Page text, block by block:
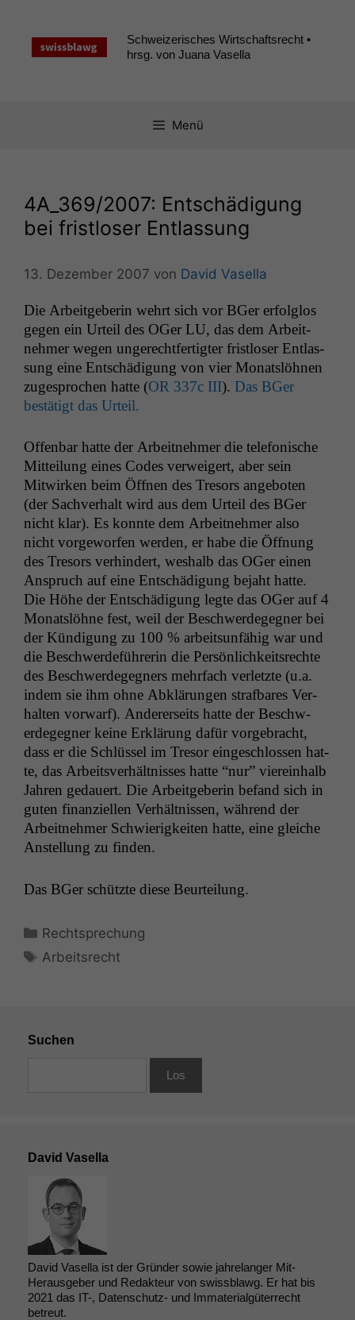
springen
Schweizerisches Wirtschaftsrecht •
hrsg. von Juana Vasella
Menü
4A_369/2007: Entschädigung
bei fristloser Entlassung
13. Dezember 2007 von David Vasella
Die Arbeit­ge­berin wehrt sich vor BGer erfol­g­los
gegen ein Urteil des OGer LU, das dem Arbeit­
nehmer wegen ungerecht­fer­tigter frist­los­er Ent­las­
sung eine Entschädi­gung von vier Monat­slöh­nen
zuge­sprochen hat­te (OR 337c III). Das BGer
bestätigt das Urteil.
Offen­bar hat­te der Arbeit­nehmer die tele­fonis­che
Mit­teilung eines Codes ver­weigert, aber sein
Mitwirken beim Öff­nen des Tre­sors ange­boten
(der Sachver­halt wird aus dem Urteil des BGer
nicht klar). Es kon­nte dem Arbeit­nehmer also
nicht vorge­wor­fen wer­den, er habe die Öff­nung
des Tre­sors ver­hin­dert, weshalb das OGer einen
Anspruch auf eine Entschädi­gung bejaht hat­te.
Die Höhe der Entschädi­gung legte das OGer auf 4
Monat­slöhne fest, weil der Beschw­erdegeg­n­er bei
der Kündi­gung zu 100 % arbeit­sun­fähig war und
die Beschw­erde­führerin die Per­sön­lichkeit­srechte
des Beschw­erdegeg­n­ers mehrfach ver­let­zte (u.a.
indem sie ihm ohne Abklärun­gen straf­bares Ver­
hal­ten vor­warf). Ander­er­seits hat­te der Beschw­
erdegeg­n­er keine Erk­lärung dafür vorge­bracht,
dass er die Schlüs­sel im Tre­sor eingeschlossen hat­
te, das Arbeitsver­hält­niss­es hat­te “nur” viere­in­halb
Jahren gedauert. Die Arbeit­ge­berin befand sich in
guten finanziellen Ver­hält­nis­sen, während der
Arbeit­nehmer Schwierigkeit­en hat­te, eine gle­iche
Anstel­lung zu finden.
Das BGer schützte diese Beurteilung.
Kategorien
Rechtsprechung
Schlagwörter
Arbeitsrecht
Suchen
David Vasella
David Vasella ist der Gründer sowie jahrelanger Mit-
Herausgeber und Redakteur von swissblawg. Er hat bis
2021 das IT-, Datenschutz- und Immaterialgüterrecht
betreut.